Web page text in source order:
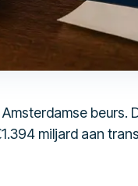
beurs.
miljard aan